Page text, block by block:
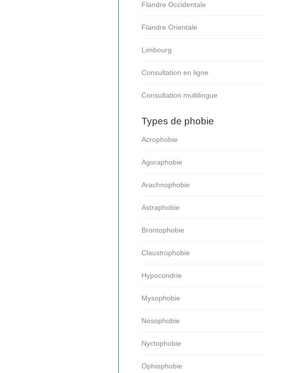
Flandre Occidentale
Flandre Orientale
Limbourg
Consultation en ligne
Consultation multilingue
Types de phobie
Acrophobie
Agoraphobie
Arachnophobie
Astraphobie
Brontophobie
Claustrophobie
Hypocondrie
Mysophobie
Nosophobie
Nyctophobie
Ophiophobie